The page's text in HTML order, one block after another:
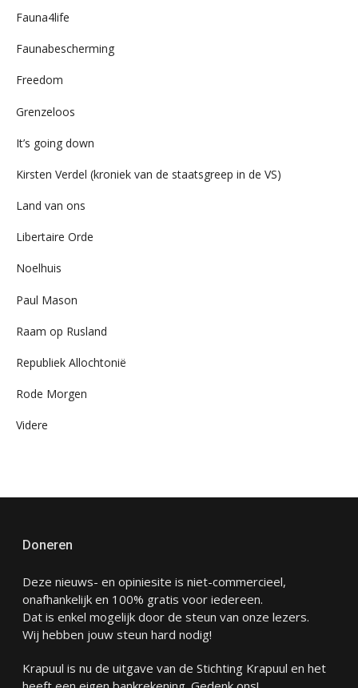
Fauna4life
Faunabescherming
Freedom
Grenzeloos
It’s going down
Kirsten Verdel (kroniek van de staatsgreep in de VS)
Land van ons
Libertaire Orde
Noelhuis
Paul Mason
Raam op Rusland
Republiek Allochtonië
Rode Morgen
Videre
Doneren
Deze nieuws- en opiniesite is niet-commercieel,
onafhankelijk en 100% gratis voor iedereen.
Dat is enkel mogelijk door de steun van onze lezers.
Wij hebben jouw steun hard nodig!
Krapuul is nu de uitgave van de Stichting Krapuul en het